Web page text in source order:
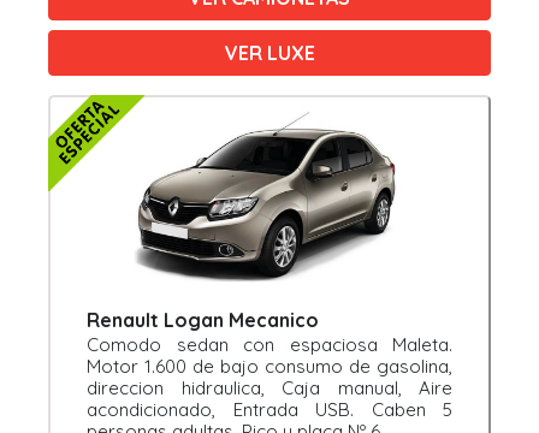
VER LUXE
Renault Logan Mecanico
Comodo sedan con espaciosa Maleta.
Motor 1.600 de bajo consumo de gasolina,
direccion hidraulica, Caja manual, Aire
acondicionado, Entrada USB. Caben 5